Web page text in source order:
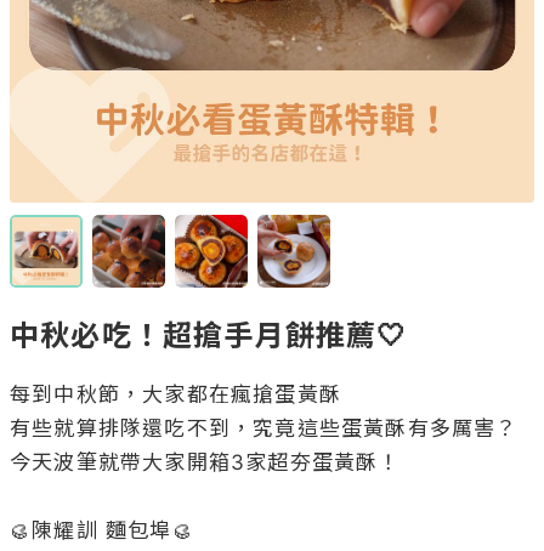
中秋必吃！超搶手月餅推薦🤍
每到中秋節，大家都在瘋搶蛋黃酥
有些就算排隊還吃不到，究竟這些蛋黃酥有多厲害？
今天波筆就帶大家開箱3家超夯蛋黃酥！
🥮陳耀訓 麵包埠🥮